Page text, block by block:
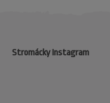
Stromácky Instagram